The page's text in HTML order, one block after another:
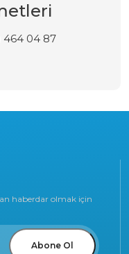
464 04 87
haberdar olmak için
Abone Ol